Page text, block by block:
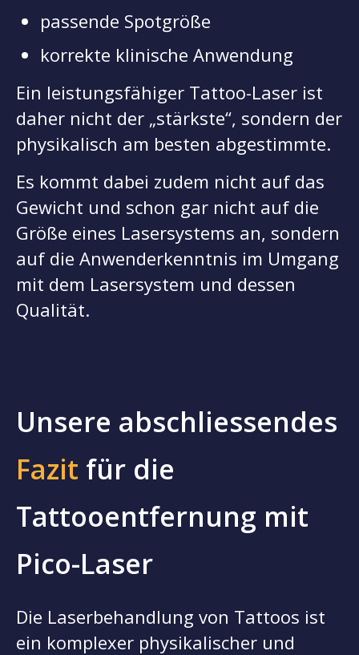
passende Spotgröße
korrekte klinische Anwendung
Ein leistungsfähiger Tattoo-Laser ist
daher nicht der „stärkste“, sondern der
physikalisch am besten abgestimmte.
Es kommt dabei zudem nicht auf das
Gewicht und schon gar nicht auf die
Größe eines Lasersystems an, sondern
auf die Anwenderkenntnis im Umgang
mit dem Lasersystem und dessen
Qualität.
Unsere abschliessendes
Fazit für die
Tattooentfernung mit
Pico-Laser
Die Laserbehandlung von Tattoos ist
ein komplexer physikalischer und